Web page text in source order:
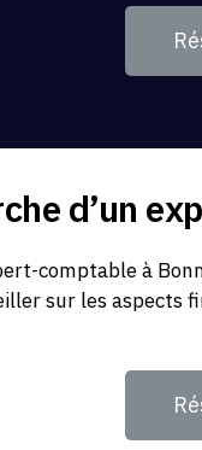
d’un
comptable à
sur les aspects